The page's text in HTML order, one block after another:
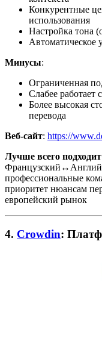
Конкурентные
использования
Настройка тона
Автоматическое
Минусы:
Ограниченная
Слабее работает
Более высокая
перевода
Веб-сайт: https://
Лучше всего
профессиональные
приоритет нюансам
европейский рынок
4. Crowdin: